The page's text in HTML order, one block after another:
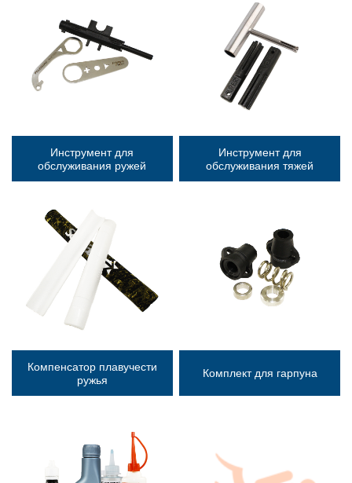
Инструмент для
обслуживания ружей
Инструмент для
обслуживания тяжей
Компенсатор плавучести
ружья
Комплект для гарпуна